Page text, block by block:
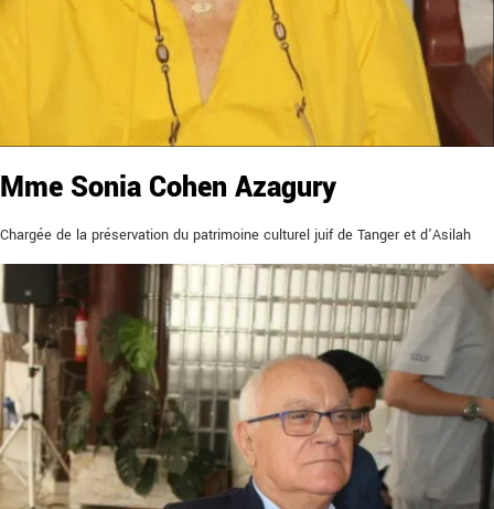
Mme Sonia Cohen Azagury
Chargée de la préservation du patrimoine culturel juif de Tanger et d’Asilah